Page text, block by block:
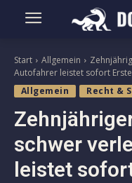
Start Allgemein
Autofahrer leistet sofort
Allgemein
Recht &
schwer
leistet